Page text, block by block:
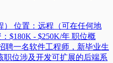
） 位置：远程（可在任何地
$180K - $250K/年 职位概
聘一名软件工程师，新毕业生
职位涉及开发可扩展的后端系